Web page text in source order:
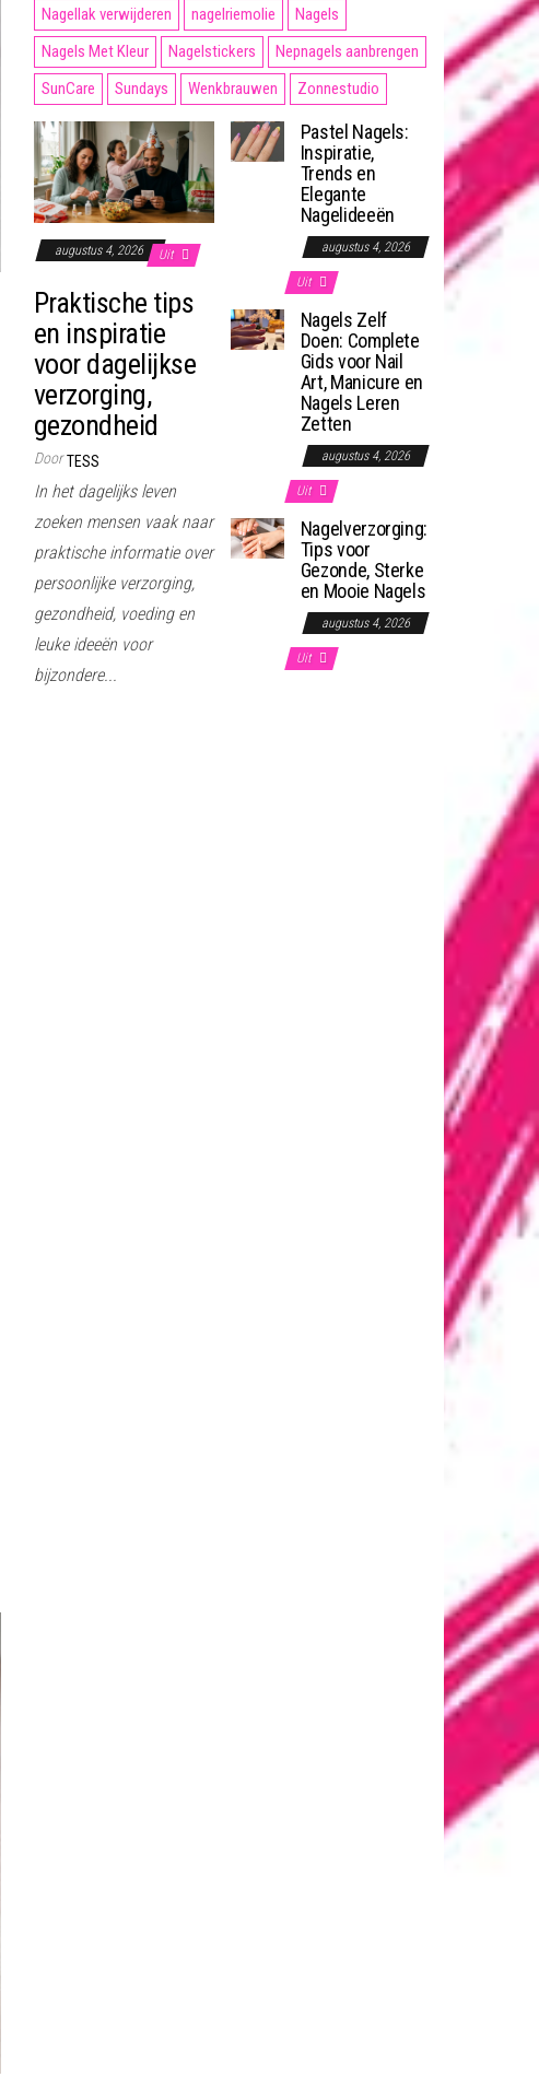
Nagellak verwijderen
nagelriemolie
Nagels
Nagels Met Kleur
Nagelstickers
Nepnagels aanbrengen
SunCare
Sundays Wenkbrauwen Zonnestudio
augustus 4, 2026 Uit
Praktische tips
en inspiratie
voor dagelijkse
verzorging,
gezondheid
Door TESS
In het dagelijks leven
zoeken mensen vaak naar
praktische informatie over
persoonlijke verzorging,
gezondheid, voeding en
leuke ideeën voor
bijzondere...
Pastel Nagels:
Inspiratie,
Trends en
Elegante
Nagelideeën
augustus 4, 2026
Uit
Nagels Zelf
Doen: Complete
Gids voor Nail
Art, Manicure en
Nagels Leren
Zetten
augustus 4, 2026
Uit
Nagelverzorging:
Tips voor
Gezonde, Sterke
en Mooie Nagels
augustus 4, 2026
Uit